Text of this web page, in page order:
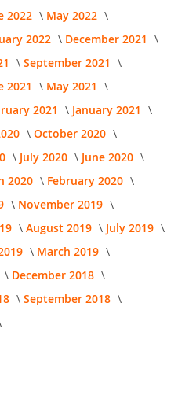
2022
May 2022
2022
December 2021
September 2021
2021
May 2021
2021
January 2021
October 2020
July 2020
June 2020
2020
February 2020
November 2019
August 2019
July 2019
March 2019
December 2018
September 2018